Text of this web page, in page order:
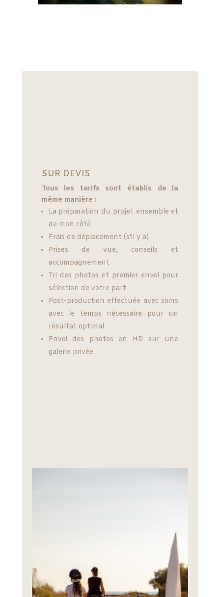
SUR DEVIS
Tous les tarifs sont établis de la
même manière :
La préparation du projet ensemble et
de mon côté
Frais de déplacement (s'il y a)
Prises de vue, conseils et
accompagnement
Tri des photos et premier envoi pour
sélection de votre part
Post-production effectuée avec soins
avec le temps nécessaire pour un
résultat optimal
Envoi des photos en HD sur une
galerie privée